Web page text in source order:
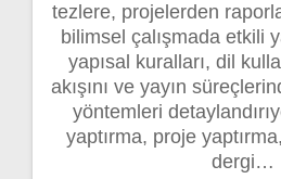
tezlere, projelerden
bilimsel çalışmada etkili
yapısal kuralları, dil
akışını ve yayın
yöntemleri
yaptırma, proje
dergi…